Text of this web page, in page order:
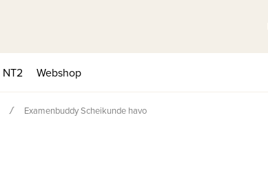
NT2 Webshop
Examenbuddy Scheikunde havo